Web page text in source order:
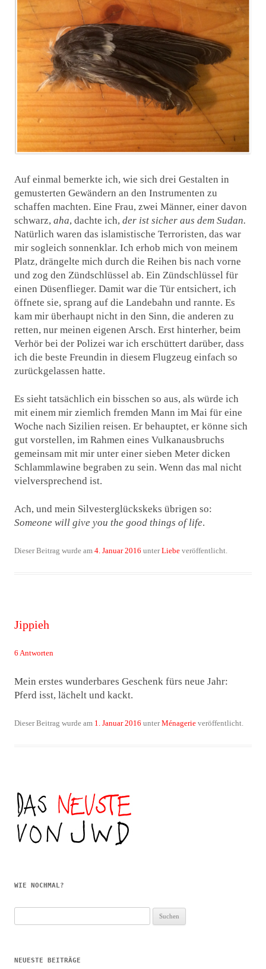
Auf einmal bemerkte ich, wie sich drei Gestalten in
gemusterten Gewändern an den Instrumenten zu
schaffen machten. Eine Frau, zwei Männer, einer davon
schwarz, aha, dachte ich, der ist sicher aus dem Sudan.
Natürlich waren das islamistische Terroristen, das war
mir sogleich sonnenklar. Ich erhob mich von meinem
Platz, drängelte mich durch die Reihen bis nach vorne
und zog den Zündschlüssel ab. Ein Zündschlüssel für
einen Düsenflieger. Damit war die Tür entsichert, ich
öffnete sie, sprang auf die Landebahn und rannte. Es
kam mir überhaupt nicht in den Sinn, die anderen zu
retten, nur meinen eigenen Arsch. Erst hinterher, beim
Verhör bei der Polizei war ich erschüttert darüber, dass
ich die beste Freundin in diesem Flugzeug einfach so
zurückgelassen hatte.
Es sieht tatsächlich ein bisschen so aus, als würde ich
mit einem mir ziemlich fremden Mann im Mai für eine
Woche nach Sizilien reisen. Er behauptet, er könne sich
gut vorstellen, im Rahmen eines Vulkanausbruchs
gemeinsam mit mir unter einer sieben Meter dicken
Schlammlawine begraben zu sein. Wenn das mal nicht
vielversprechend ist.
Ach, und mein Silvesterglückskeks übrigen so:
Someone will give you the good things of life.
Dieser Beitrag wurde am 4. Januar 2016 unterLiebe veröffentlicht.
Jippieh
6 Antworten
Mein erstes wunderbares Geschenk fürs neue Jahr:
Pferd isst, lächelt und kackt.
Dieser Beitrag wurde am 1. Januar 2016 unterMénagerie veröffentlicht.
WIE NOCHMAL?
nach:
NEUESTE BEITRÄGE